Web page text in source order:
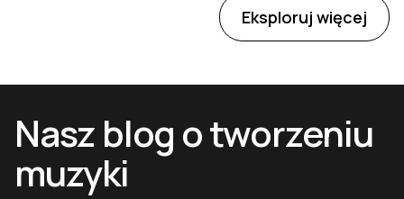
Eksploruj więcej
Nasz blog o tworzeniu
muzyki